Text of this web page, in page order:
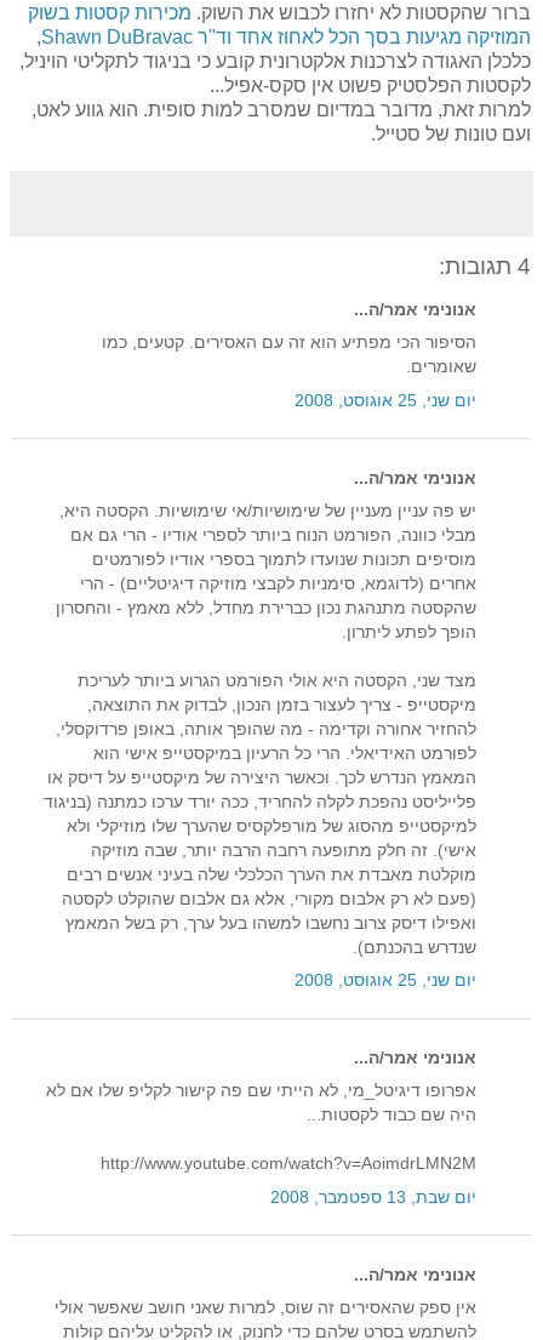
ברור שהקסטות לא יחזרו לכבוש את השוק. מכירות קסטות בשוק
המוזיקה מגיעות בסך הכל לאחוז אחד וד"ר Shawn DuBravac
,
כלכלן האגודה לצרכנות אלקטרונית קובע כי בניגוד לתקליטי הויניל,
לקסטות הפלסטיק פשוט אין סקס-אפיל...
למרות זאת, מדובר במדיום שמסרב למות סופית. הוא גווע לאט,
ועם טונות של סטייל.
4 תגובות:
אנונימי אמר/ה...
הסיפור הכי מפתיע הוא זה עם האסירים. קטעים, כמו
שאומרים.
יום שני, 25 אוגוסט, 2008
אנונימי אמר/ה...
יש פה עניין מעניין של שימושיות/אי שימושיות. הקסטה היא,
מבלי כוונה, הפורמט הנוח ביותר לספרי אודיו - הרי גם אם
מוסיפים תכונות שנועדו לתמוך בספרי אודיו לפורמטים
אחרים (לדוגמא, סימניות לקבצי מוזיקה דיגיטליים) - הרי
שהקסטה מתנהגת נכון כברירת מחדל, ללא מאמץ - והחסרון
הופך לפתע ליתרון.
מצד שני, הקסטה היא אולי הפורמט הגרוע ביותר לעריכת
מיקסטייפ - צריך לעצור בזמן הנכון, לבדוק את התוצאה,
להחזיר אחורה וקדימה - מה שהופך אותה, באופן פרדוקסלי,
לפורמט האידיאלי. הרי כל הרעיון במיקסטייפ אישי הוא
המאמץ הנדרש לכך. וכאשר היצירה של מיקסטייפ על דיסק או
פלייליסט נהפכת לקלה להחריד, ככה יורד ערכו כמתנה (בניגוד
למיקסטייפ מהסוג של מורפלקסיס שהערך שלו מוזיקלי ולא
אישי). זה חלק מתופעה רחבה הרבה יותר, שבה מוזיקה
מוקלטת מאבדת את הערך הכלכלי שלה בעיני אנשים רבים
(פעם לא רק אלבום מקורי, אלא גם אלבום שהוקלט לקסטה
ואפילו דיסק צרוב נחשבו למשהו בעל ערך, רק בשל המאמץ
שנדרש בהכנתם).
יום שני, 25 אוגוסט, 2008
אנונימי אמר/ה...
אפרופו דיגיטל_מי, לא הייתי שם פה קישור לקליפ שלו אם לא
היה שם כבוד לקסטות...
http://www.youtube.com/watch?v=AoimdrLMN2M
יום שבת, 13 ספטמבר, 2008
אנונימי אמר/ה...
אין ספק שהאסירים זה שוס, למרות שאני חושב שאפשר אולי
להשתמש בסרט שלהם כדי לחנוק, או להקליט עליהם קולות